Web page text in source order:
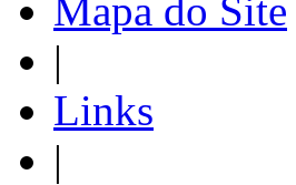
Mapa do Site
|
Links
|